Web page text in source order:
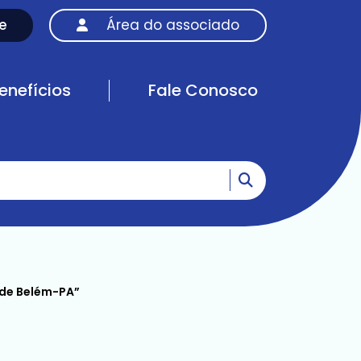
Área do associado
Fale Conosco
Ir para o
Belém-PA”